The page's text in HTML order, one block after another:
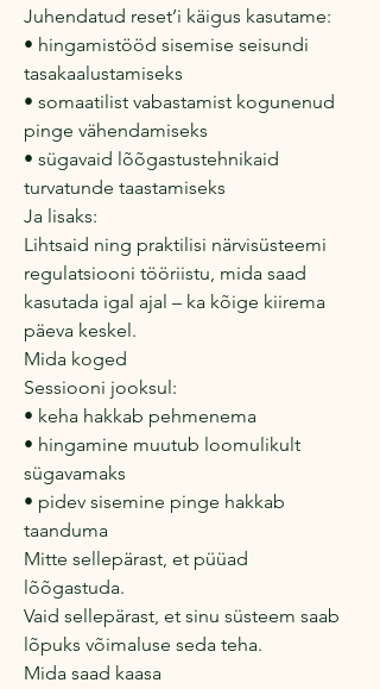
Juhendatud reset’i käigus kasutame:
• hingamistööd sisemise seisundi
tasakaalustamiseks
• somaatilist vabastamist kogunenud
pinge vähendamiseks
• sügavaid lõõgastustehnikaid
turvatunde taastamiseks
Ja lisaks:
Lihtsaid ning praktilisi närvisüsteemi
regulatsiooni tööriistu, mida saad
kasutada igal ajal – ka kõige kiirema
päeva keskel.
Mida koged
Sessiooni jooksul:
• keha hakkab pehmenema
• hingamine muutub loomulikult
sügavamaks
• pidev sisemine pinge hakkab
taanduma
Mitte sellepärast, et püüad
lõõgastuda.
Vaid sellepärast, et sinu süsteem saab
lõpuks võimaluse seda teha.
Mida saad kaasa